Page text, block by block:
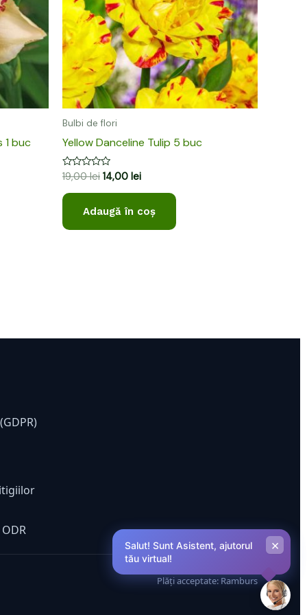
1 buc
Bulbi de flori
Yellow Danceline Tulip 5 buc
Evaluat
0
din
19,00lei 14,00 lei
Adaugă în coș
Plăți acceptate: Ramburs
Salut! Sunt Asistent, ajutorul
tău virtual!
×